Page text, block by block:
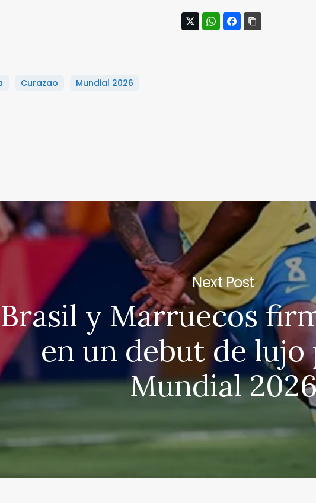
Curazao Mundial 2026
Next Post
Brasil y Marruecos
en un debut de lujo
Mundial